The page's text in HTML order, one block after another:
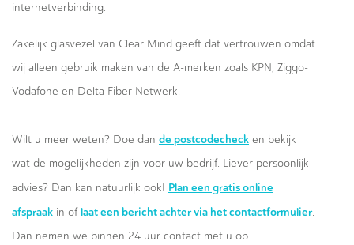
internetverbinding.
Zakelijk glasvezel van Clear Mind geeft dat vertrouwen omdat
wij alleen gebruik maken van de A-merken zoals KPN, Ziggo-
Vodafone en Delta Fiber Netwerk.
Wilt u meer weten? Doe dan de postcodecheck en bekijk
wat de mogelijkheden zijn voor uw bedrijf. Liever persoonlijk
advies? Dan kan natuurlijk ook! Plan een gratis online
afspraak in of laat een bericht achter via het contactformulier.
Dan nemen we binnen 24 uur contact met u op.